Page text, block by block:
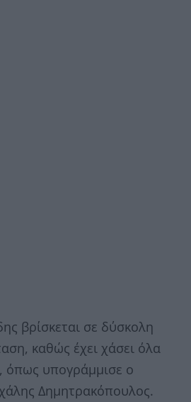
βρίσκεται σε δύσκολη
καθώς έχει χάσει όλα
όπως υπογράμμισε ο
Δημητρακόπουλος.